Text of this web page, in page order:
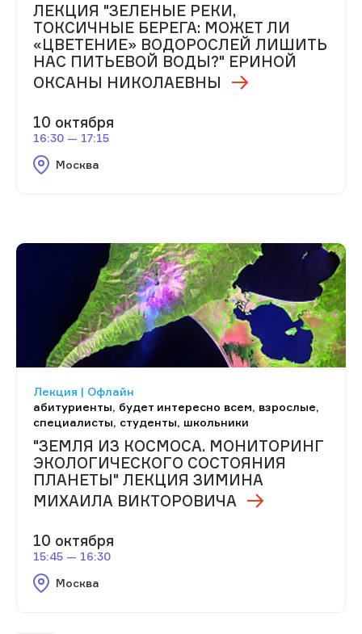
ЛЕКЦИЯ "ЗЕЛЕНЫЕ РЕКИ,
ТОКСИЧНЫЕ БЕРЕГА: МОЖЕТ ЛИ
«ЦВЕТЕНИЕ» ВОДОРОСЛЕЙ ЛИШИТЬ
НАС ПИТЬЕВОЙ ВОДЫ?" ЕРИНОЙ
ОКСАНЫ НИКОЛАЕВНЫ
10 октября
16:30 — 17:15
Москва
Лекция | Офлайн
абитуриенты, будет интересно всем, взрослые,
специалисты, студенты, школьники
"ЗЕМЛЯ ИЗ КОСМОСА. МОНИТОРИНГ
ЭКОЛОГИЧЕСКОГО СОСТОЯНИЯ
ПЛАНЕТЫ" ЛЕКЦИЯ ЗИМИНА
МИХАИЛА ВИКТОРОВИЧА
10 октября
15:45 — 16:30
Москва